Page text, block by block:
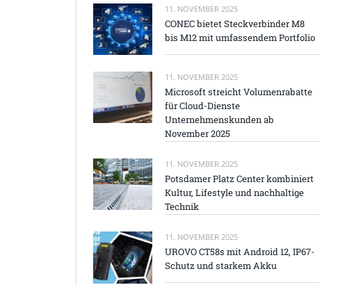
11. NOVEMBER 2025
CONEC bietet Steckverbinder M8
bis M12 mit umfassendem Portfolio
11. NOVEMBER 2025
Microsoft streicht Volumenrabatte
für Cloud-Dienste
Unternehmenskunden ab
November 2025
11. NOVEMBER 2025
Potsdamer Platz Center kombiniert
Kultur, Lifestyle und nachhaltige
Technik
11. NOVEMBER 2025
UROVO CT58s mit Android 12, IP67-
Schutz und starkem Akku